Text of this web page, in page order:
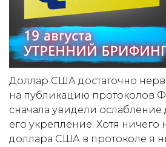
Доллар США достаточно
на публикацию протоколов
сначала увидели ослабление
его укрепление. Хотя ничего
доллара США в протоколе я